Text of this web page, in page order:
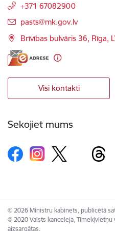
+371 67082900
E-pasts:
pasts@mk.gov.lv
Brīvības bulvāris 36, Rīga,
Visi kontakti
Sekojiet mums
© 2026 Ministru kabinets, publicētā
© 2020 Valsts kanceleja,
aizsargātas.